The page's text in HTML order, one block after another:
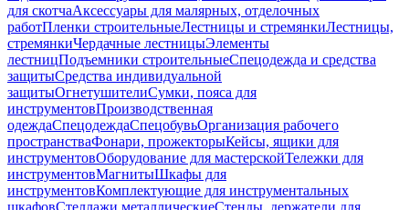
для скотчаАксессуары для малярных, отделочных
работПленки строительныеЛестницы и стремянкиЛестницы,
стремянкиЧердачные лестницыЭлементы
лестницПодъемники строительныеСпецодежда и средства
защитыСредства индивидуальной
защитыОгнетушителиСумки, пояса для
инструментовПроизводственная
одеждаСпецодеждаСпецобувьОрганизация рабочего
пространстваФонари, прожекторыКейсы, ящики для
инструментовОборудование для мастерскойТележки для
инструментовМагнитыШкафы для
инструментовКомплектующие для инструментальных
шкафовСтеллажи металлическиеСтенды, держатели для